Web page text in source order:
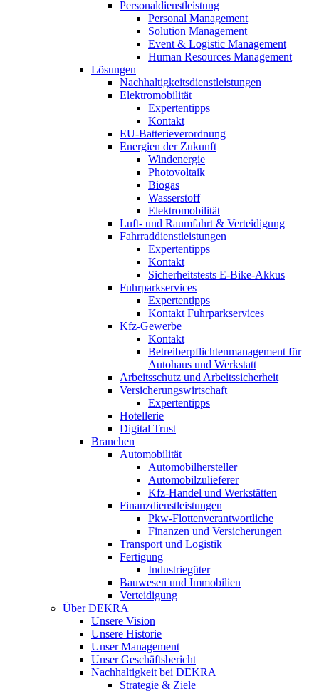
Personaldienstleistung
Personal Management
Solution Management
Event & Logistic Management
Human Resources Management
Lösungen
Nachhaltigkeitsdienstleistungen
Elektromobilität
Expertentipps
Kontakt
EU-Batterieverordnung
Energien der Zukunft
Windenergie
Photovoltaik
Biogas
Wasserstoff
Elektromobilität
Luft- und Raumfahrt & Verteidigung
Fahrraddienstleistungen
Expertentipps
Kontakt
Sicherheitstests E-Bike-Akkus
Fuhrparkservices
Expertentipps
Kontakt Fuhrparkservices
Kfz-Gewerbe
Kontakt
Betreiberpflichtenmanagement für
Autohaus und Werkstatt
Arbeitsschutz und Arbeitssicherheit
Versicherungswirtschaft
Expertentipps
Hotellerie
Digital Trust
Branchen
Automobilität
Automobilhersteller
Automobilzulieferer
Kfz-Handel und Werkstätten
Finanzdienstleistungen
Pkw‑Flottenverantwortliche
Finanzen und Versicherungen
Transport und Logistik
Fertigung
Industriegüter
Bauwesen und Immobilien
Verteidigung
Über DEKRA
Unsere Vision
Unsere Historie
Unser Management
Unser Geschäftsbericht
Nachhaltigkeit bei DEKRA
Strategie & Ziele